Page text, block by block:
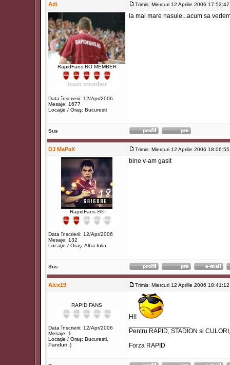
Adi Trimis: Miercuri 12 Aprilie 2006 17:52:47
RapidFans.RO MEMBER
Data înscrierii: 12/Apr/2006
Mesaje: 1677
Locaţie / Oraş: Bucuresti
la mai mare nasule...acum sa
Sus
DJ MaPaX Trimis: Miercuri 12 Aprilie 2006 18:06:55
RapidFans ®®
Data înscrierii: 12/Apr/2006
Mesaje: 132
Locaţie / Oraş: Alba Iulia
bine v-am gasit
Sus
Alex19 Trimis: Miercuri 12 Aprilie 2006 18:41:12
RAPID FANS
Data înscrierii: 12/Apr/2006
Mesaje: 1
Locaţie / Oraş: Bucuresti,
Panduri ;)
Hi!
Pentru RAPID, STADION si
Forza RAPID